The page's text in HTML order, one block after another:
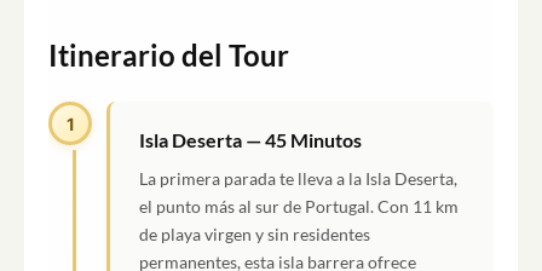
Itinerario del Tour
1
Isla Deserta — 45 Minutos
La primera parada te lleva a la Isla Deserta,
el punto más al sur de Portugal. Con 11 km
de playa virgen y sin residentes
permanentes, esta isla barrera ofrece